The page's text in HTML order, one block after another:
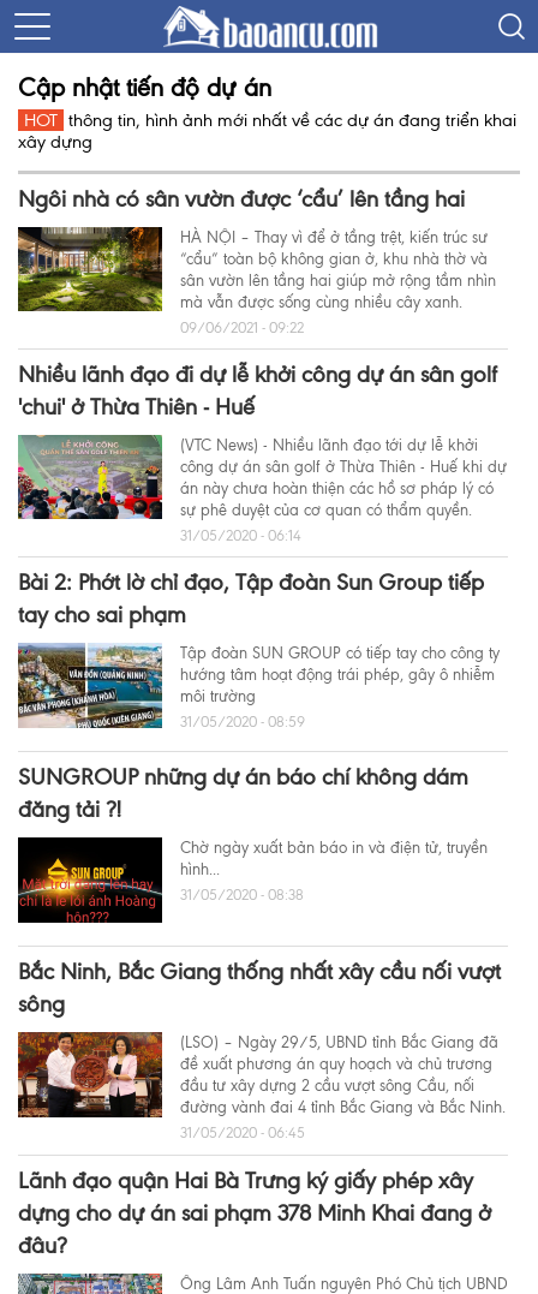
Cập nhật tiến độ dự án
HOT thông tin, hình ảnh mới nhất về các dự án đang triển khai
xây dựng
Ngôi nhà có sân vườn được ‘cẩu’ lên tầng hai
HÀ NỘI – Thay vì để ở tầng trệt, kiến trúc sư
“cẩu” toàn bộ không gian ở, khu nhà thờ và
sân vườn lên tầng hai giúp mở rộng tầm nhìn
mà vẫn được sống cùng nhiều cây xanh.
09/06/2021 - 09:22
Nhiều lãnh đạo đi dự lễ khởi công dự án sân golf
'chui' ở Thừa Thiên - Huế
(VTC News) - Nhiều lãnh đạo tới dự lễ khởi
công dự án sân golf ở Thừa Thiên - Huế khi dự
án này chưa hoàn thiện các hồ sơ pháp lý có
sự phê duyệt của cơ quan có thẩm quyền.
31/05/2020 - 06:14
Bài 2: Phớt lờ chỉ đạo, Tập đoàn Sun Group tiếp
tay cho sai phạm
Tập đoàn SUN GROUP có tiếp tay cho công ty
hướng tâm hoạt động trái phép, gây ô nhiễm
môi trường
31/05/2020 - 08:59
SUNGROUP những dự án báo chí không dám
đăng tải ?!
Chờ ngày xuất bản báo in và điện tử, truyền
hình...
31/05/2020 - 08:38
Bắc Ninh, Bắc Giang thống nhất xây cầu nối vượt
sông
(LSO) – Ngày 29/5, UBND tỉnh Bắc Giang đã
đề xuất phương án quy hoạch và chủ trương
đầu tư xây dựng 2 cầu vượt sông Cầu, nối
đường vành đai 4 tỉnh Bắc Giang và Bắc Ninh.
31/05/2020 - 06:45
Lãnh đạo quận Hai Bà Trưng ký giấy phép xây
dựng cho dự án sai phạm 378 Minh Khai đang ở
đâu?
Ông Lâm Anh Tuấn nguyên Phó Chủ tịch UBND